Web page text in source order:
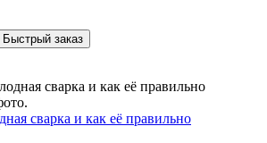
Быстрый заказ
сварка и как её правильно